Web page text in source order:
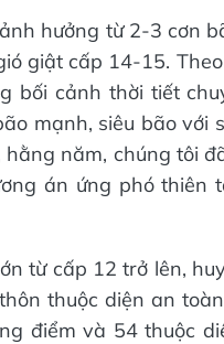
hưởng từ 2-3 cơn
giật cấp 14-15.
bối cảnh thời tiết
mạnh, siêu bão với
năm, chúng tôi
án ứng phó thiên
từ cấp 12 trở lên,
thuộc diện an
điểm và 54 thuộc